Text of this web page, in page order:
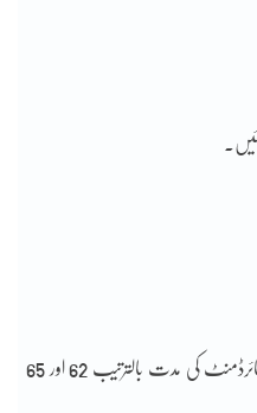
ہائی کورٹ اور سپریم کورٹ کے ججز کی ریٹائرڈمنٹ کی مدت بالترتیب 62 اور 65